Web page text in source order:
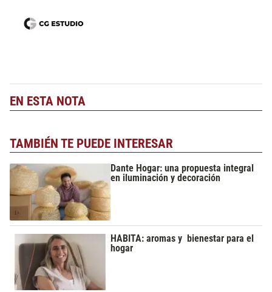
EN ESTA NOTA
TAMBIÉN TE PUEDE INTERESAR
Dante Hogar: una propuesta integral
en iluminación y decoración
HABITA: aromas y bienestar para el
hogar